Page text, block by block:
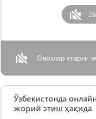
Овозлар етарли
Ўзбекистонда
жорий этиш ҳақида